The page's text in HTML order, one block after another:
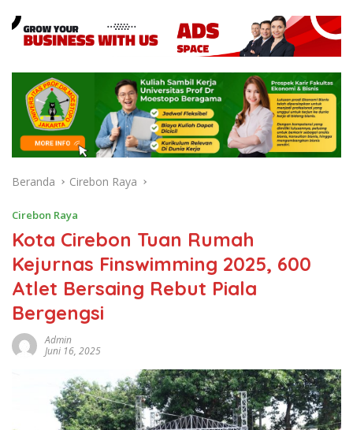
Beranda Cirebon Raya
Cirebon Raya
Kota Cirebon Tuan Rumah
Kejurnas Finswimming 2025, 600
Atlet Bersaing Rebut Piala
Bergengsi
Admin
Juni 16, 2025